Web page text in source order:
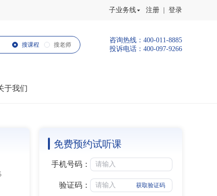
子业务线 注册 | 登录
搜课程 搜老师
咨询热线：400-011-8885
投诉电话：400-097-9266
于我们
免费预约试听课
手机号码：
验证码： 获取验证码